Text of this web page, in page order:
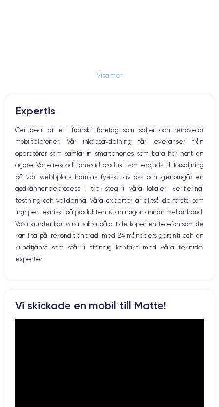
Visa mer
Expertis
Certideal är ett franskt företag som säljer och renoverar
mobiltelefoner. Vår inköpsavdelning får leveranser från
operatörer som samlar in smartphones som bara har haft en
ägare. Varje rekonditionerad produkt som erbjuds till försäljning
på vår webbplats hämtas fysiskt av oss och genomgår en
godkännandeprocess i tre steg i våra lokaler: verifiering,
testning och validering. Våra experter är alltså de första som
ingriper tekniskt på produkten, utan någon annan mellanhand.
Våra kunder kan vara säkra på att de köper en telefon som de
kan lita på, rekonditionerad, med 24 månaders garanti och en
kundtjänst som står i ständig kontakt med våra tekniska
experter.
Vi skickade en mobil till Matte!